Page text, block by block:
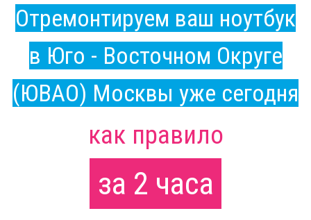
Отремонтируем ваш ноутбук
в Юго - Восточном Округе
(ЮВАО) Москвы уже сегодня
как правило
за 2 часа